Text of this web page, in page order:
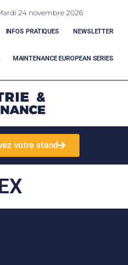
24 novembre 2026
INFOS PRATIQUES NEWSLETTER
MAINTENANCE EUROPEAN SERIES
votre stand